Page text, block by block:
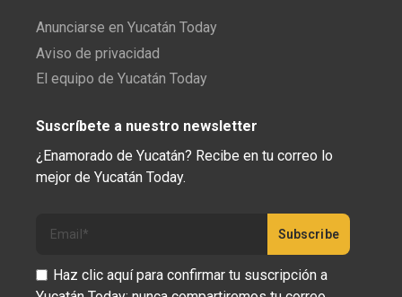
Anunciarse en Yucatán Today
Aviso de privacidad
El equipo de Yucatán Today
Suscríbete a nuestro newsletter
¿Enamorado de Yucatán? Recibe en tu correo lo
mejor de Yucatán Today.
Haz clic aquí para confirmar tu suscripción a